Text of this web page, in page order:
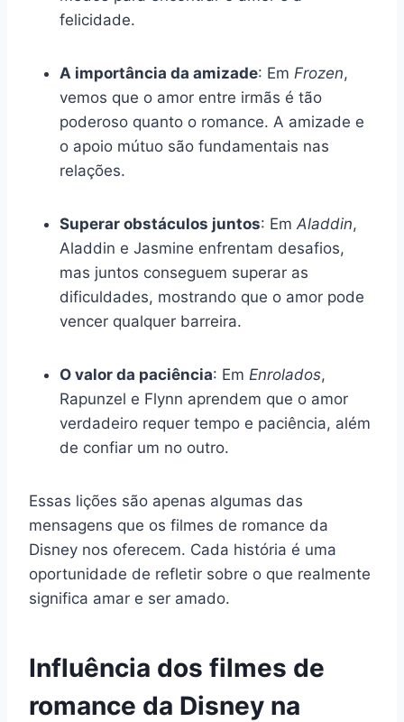
felicidade.
A importância da amizade: Em Frozen,
vemos que o amor entre irmãs é tão
poderoso quanto o romance. A amizade e
o apoio mútuo são fundamentais nas
relações.
Superar obstáculos juntos: Em Aladdin,
Aladdin e Jasmine enfrentam desafios,
mas juntos conseguem superar as
dificuldades, mostrando que o amor pode
vencer qualquer barreira.
O valor da paciência: Em Enrolados,
Rapunzel e Flynn aprendem que o amor
verdadeiro requer tempo e paciência, além
de confiar um no outro.
Essas lições são apenas algumas das
mensagens que os filmes de romance da
Disney nos oferecem. Cada história é uma
oportunidade de refletir sobre o que realmente
significa amar e ser amado.
Influência dos filmes de
romance da Disney na